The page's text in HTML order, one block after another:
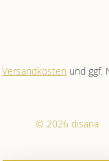
Versandkosten und ggf.
© 2026 disana